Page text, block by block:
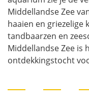
Middellandse Zee
haaien en griezelige
tandbaarzen en
Middellandse Zee is
ontdekkingstocht